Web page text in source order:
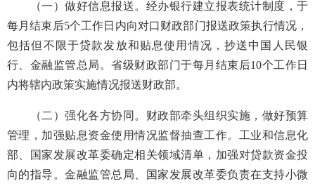
（一）做好信息报送。经办银行建立报表统计制度，于
每月结束后5个工作日内向对口财政部门报送政策执行情况，
包括但不限于贷款发放和贴息使用情况，抄送中国人民银
行、金融监管总局。省级财政部门于每月结束后10个工作日
内将辖内政策实施情况报送财政部。
（二）强化各方协同。财政部牵头组织实施，做好预算
管理，加强贴息资金使用情况监督抽查工作。工业和信息化
部、国家发展改革委确定相关领域清单，加强对贷款资金投
向的指导。金融监管总局、国家发展改革委负责在支持小微